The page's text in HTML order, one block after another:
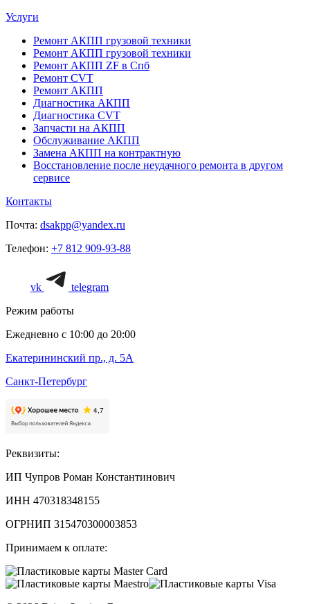
Услуги
Ремонт АКПП грузовой техники
Ремонт АКПП грузовой техники
Ремонт АКПП ZF в Спб
Ремонт CVT
Ремонт AКПП
Диагностика АКПП
Диагностика CVT
Запчасти на АКПП
Обслуживание АКПП
Замена АКПП на контрактную
Восстановление после неудачного ремонта в другом
сервисе
Контакты
Почта: dsakpp@yandex.ru
Телефон: +7 812 909-93-88
vk
telegram
Режим работы
Ежедневно с 10:00 до 20:00
Екатерининский пр., д. 5А
Санкт-Петербург
Реквизиты:
ИП Чупров Роман Константинович
ИНН 470318348155
ОГРНИП 315470300003853
Принимаем к оплате: